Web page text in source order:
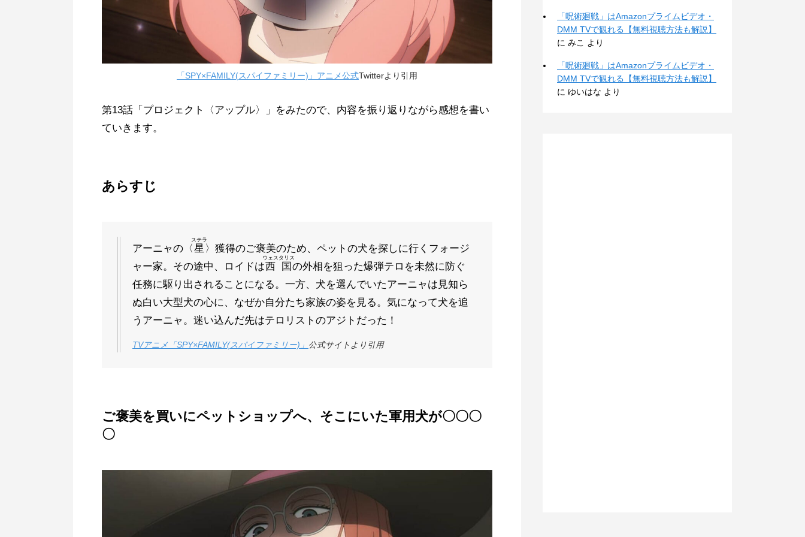
「SPY×FAMILY(スパイファミリー)」アニメ公式Twitterより引用
第13話「プロジェクト〈アップル〉」をみたので、内容を振り返りながら感想を書い
ていきます。
あらすじ
アーニャの〈 星
ステラ
〉獲得のご褒美のため、ペットの犬を探しに行くフォージ
ャー家。その途中、ロイドは西国
ウェスタリス
の外相を狙った爆弾テロを未然に防ぐ
任務に駆り出されることになる。一方、犬を選んでいたアーニャは見知ら
ぬ白い大型犬の心に、なぜか自分たち家族の姿を見る。気になって犬を追
うアーニャ。迷い込んだ先はテロリストのアジトだった！
TVアニメ「SPY×FAMILY(スパイファミリー)」 公式サイトより引用
ご褒美を買いにペットショップへ、そこにいた軍用犬が〇〇〇
〇
「呪術廻戦」はAmazonプライムビデオ・
DMM TVで観れる【無料視聴方法も解説】
に みこ より
「呪術廻戦」はAmazonプライムビデオ・
DMM TVで観れる【無料視聴方法も解説】
に ゆいはな より